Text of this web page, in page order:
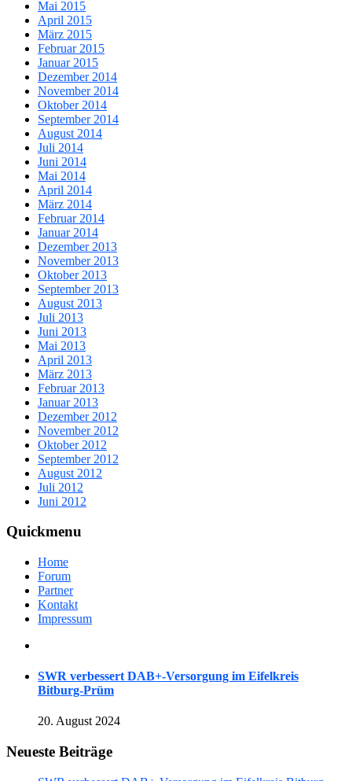
Mai 2015
April 2015
März 2015
Februar 2015
Januar 2015
Dezember 2014
November 2014
Oktober 2014
September 2014
August 2014
Juli 2014
Juni 2014
Mai 2014
April 2014
März 2014
Februar 2014
Januar 2014
Dezember 2013
November 2013
Oktober 2013
September 2013
August 2013
Juli 2013
Juni 2013
Mai 2013
April 2013
März 2013
Februar 2013
Januar 2013
Dezember 2012
November 2012
Oktober 2012
September 2012
August 2012
Juli 2012
Juni 2012
Quickmenu
Home
Forum
Partner
Kontakt
Impressum
SWR verbessert DAB+-Versorgung im Eifelkreis
Bitburg-Prüm
20. August 2024
Neueste Beiträge